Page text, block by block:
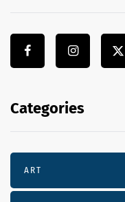
Categories
ART